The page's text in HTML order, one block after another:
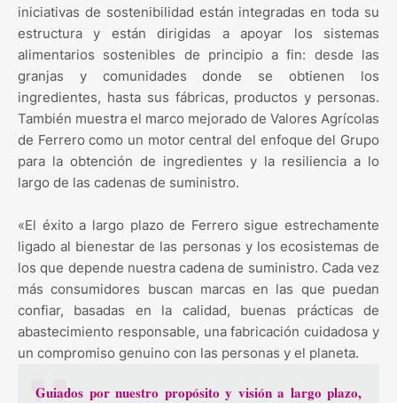
iniciativas de sostenibilidad están integradas en toda su
estructura y están dirigidas a apoyar los sistemas
alimentarios sostenibles de principio a fin: desde las
granjas y comunidades donde se obtienen los
ingredientes, hasta sus fábricas, productos y personas.
También muestra el marco mejorado de Valores Agrícolas
de Ferrero como un motor central del enfoque del Grupo
para la obtención de ingredientes y la resiliencia a lo
largo de las cadenas de suministro.
«El éxito a largo plazo de Ferrero sigue estrechamente
ligado al bienestar de las personas y los ecosistemas de
los que depende nuestra cadena de suministro. Cada vez
más consumidores buscan marcas en las que puedan
confiar, basadas en la calidad, buenas prácticas de
abastecimiento responsable, una fabricación cuidadosa y
un compromiso genuino con las personas y el planeta.
Guiados por nuestro propósito y visión a largo plazo,